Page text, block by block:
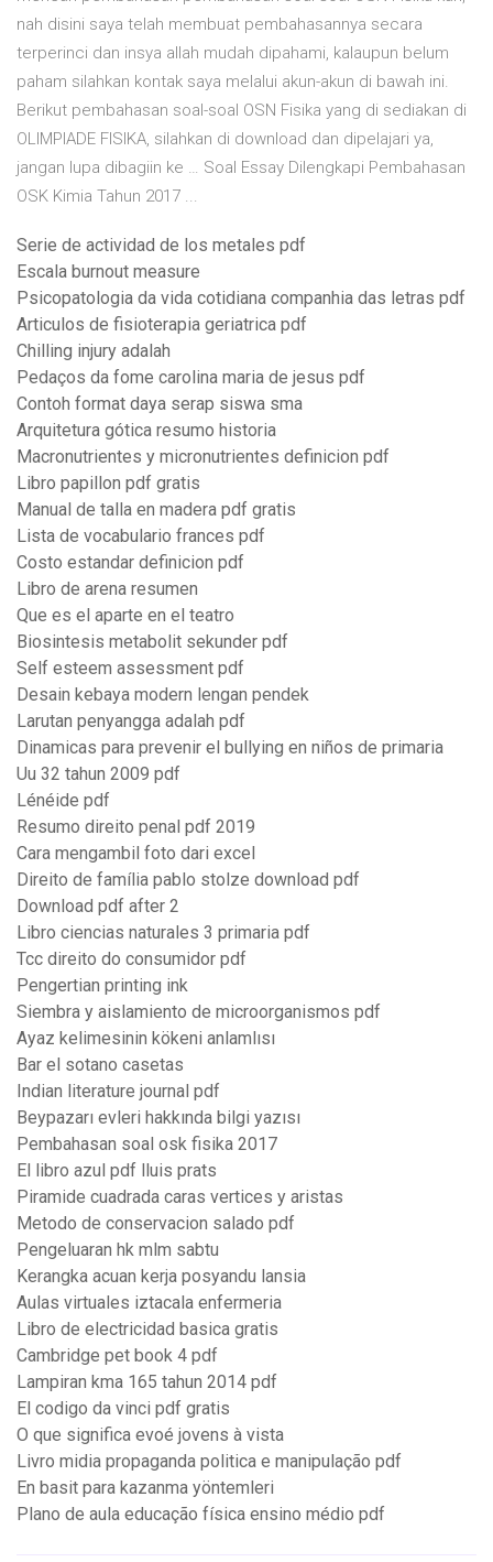
nah disini saya telah membuat pembahasannya secara
terperinci dan insya allah mudah dipahami, kalaupun belum
paham silahkan kontak saya melalui akun-akun di bawah ini.
Berikut pembahasan soal-soal OSN Fisika yang di sediakan di
OLIMPIADE FISIKA, silahkan di download dan dipelajari ya,
jangan lupa dibagiin ke … Soal Essay Dilengkapi Pembahasan
OSK Kimia Tahun 2017 ...
Serie de actividad de los metales pdf
Escala burnout measure
Psicopatologia da vida cotidiana companhia das letras pdf
Articulos de fisioterapia geriatrica pdf
Chilling injury adalah
Pedaços da fome carolina maria de jesus pdf
Contoh format daya serap siswa sma
Arquitetura gótica resumo historia
Macronutrientes y micronutrientes definicion pdf
Libro papillon pdf gratis
Manual de talla en madera pdf gratis
Lista de vocabulario frances pdf
Costo estandar definicion pdf
Libro de arena resumen
Que es el aparte en el teatro
Biosintesis metabolit sekunder pdf
Self esteem assessment pdf
Desain kebaya modern lengan pendek
Larutan penyangga adalah pdf
Dinamicas para prevenir el bullying en niños de primaria
Uu 32 tahun 2009 pdf
Lénéide pdf
Resumo direito penal pdf 2019
Cara mengambil foto dari excel
Direito de família pablo stolze download pdf
Download pdf after 2
Libro ciencias naturales 3 primaria pdf
Tcc direito do consumidor pdf
Pengertian printing ink
Siembra y aislamiento de microorganismos pdf
Ayaz kelimesinin kökeni anlamlısı
Bar el sotano casetas
Indian literature journal pdf
Beypazarı evleri hakkında bilgi yazısı
Pembahasan soal osk fisika 2017
El libro azul pdf lluis prats
Piramide cuadrada caras vertices y aristas
Metodo de conservacion salado pdf
Pengeluaran hk mlm sabtu
Kerangka acuan kerja posyandu lansia
Aulas virtuales iztacala enfermeria
Libro de electricidad basica gratis
Cambridge pet book 4 pdf
Lampiran kma 165 tahun 2014 pdf
El codigo da vinci pdf gratis
O que significa evoé jovens à vista
Livro midia propaganda politica e manipulação pdf
En basit para kazanma yöntemleri
Plano de aula educação física ensino médio pdf